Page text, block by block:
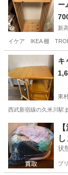
ー
新
イケア IKEA 棚
東京 杉並区
キ
東
西武新宿線の久米川駅
東京 東村山市
状
プ